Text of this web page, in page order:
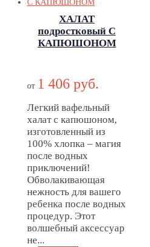
ХАЛАТ
подростковый С
КАПЮШОНОМ
КАПЮШОНОМ
от 1 406 руб.
Легкий вафельный
халат с капюшоном,
изготовленный из
100% хлопка – магия
после водных
приключений!
Обволакивающая
нежность для вашего
ребенка после водных
процедур. Этот
волшебный аксессуар
не...